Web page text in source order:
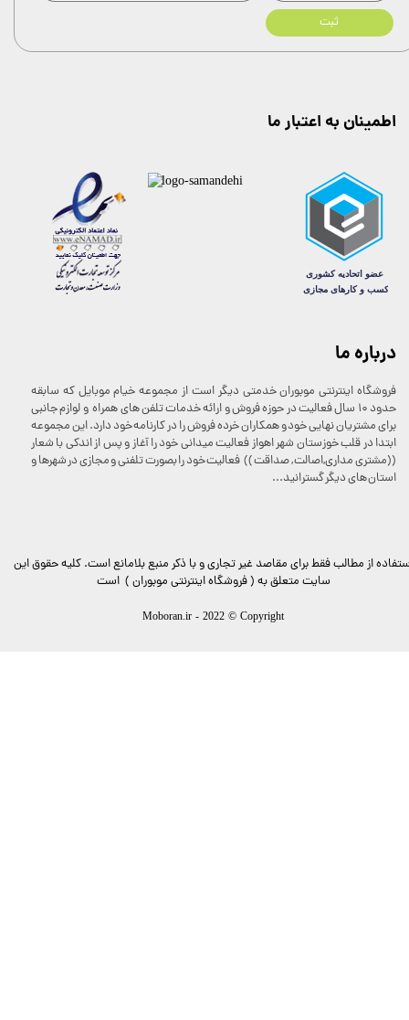
درباره ما
فروشگاه اینترنتی موبوران خدمتی دیگر است از مجموعه خیام موبایل که سابقه
حدود 10 سال فعالیت در حوزه فروش و ارائه خدمات تلفن های همراه و لوازم جانبی
برای مشتریان نهایی خود و همکاران خرده فروش را در کارنامه خود دارد. این مجموعه
ابتدا در قلب خوزستان شهر اهواز فعالیت میدانی خود را آغاز و پس از اندکی با شعار
((مشتری مداری,اصالت , صداقت )) فعالیت خود را بصورت تلفنی و مجازی در شهرها و
استان های دیگر گسترانید...
ثبت
اطمینان به اعتبار ما
از مطالب فقط برای مقاصد غیر تجاری و با ذکر منبع بلامانع است. کليه حقوق اين
سايت متعلق به ( فروشگاه اینترنتی موبوران ) است
Moboran.ir - 2022 © Copyright